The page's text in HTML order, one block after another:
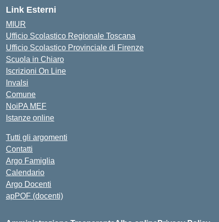
Link Esterni
MIUR
Ufficio Scolastico Regionale Toscana
Ufficio Scolastico Provinciale di Firenze
Scuola in Chiaro
Iscrizioni On Line
Invalsi
Comune
NoiPA MEF
Istanze online
Tutti gli argomenti
Contatti
Argo Famiglia
Calendario
Argo Docenti
apPOF (docenti)